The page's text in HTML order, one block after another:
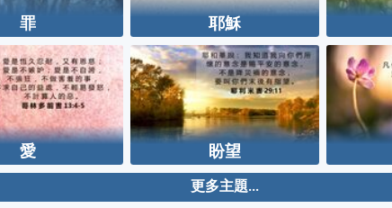
罪 耶穌
愛 盼望
更多主題...